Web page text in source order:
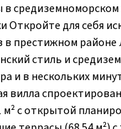
в
Откройте для себя
в престижном районе
стиль и
и в нескольких
вилла
м² с открытой